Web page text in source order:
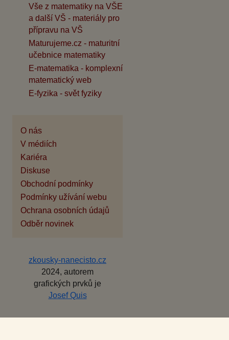
Vše z matematiky na VŠE
a další VŠ - materiály pro
přípravu na VŠ
Maturujeme.cz - maturitní
učebnice matematiky
E-matematika - komplexní
matematický web
E-fyzika - svět fyziky
O nás
V médiích
Kariéra
Diskuse
Obchodní podmínky
Podmínky užívání webu
Ochrana osobních údajů
Odběr novinek
zkousky-nanecisto.cz
2024, autorem
grafických prvků je
Josef Quis